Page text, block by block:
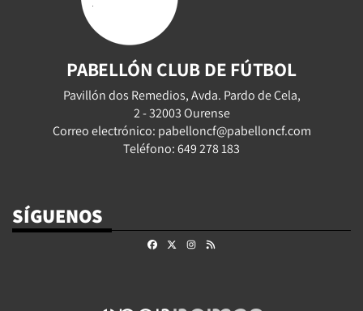
PABELLÓN CLUB DE FÚTBOL
Pavillón dos Remedios, Avda. Pardo de Cela,
2 - 32003 Ourense
Correo electrónico: pabelloncf@pabelloncf.com
Teléfono: 649 278 183
SÍGUENOS
FacebookInstagram